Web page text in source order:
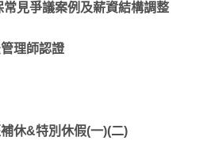
常見爭議案例及薪資結構調整
理師認證
休&特別休假(一)(二)